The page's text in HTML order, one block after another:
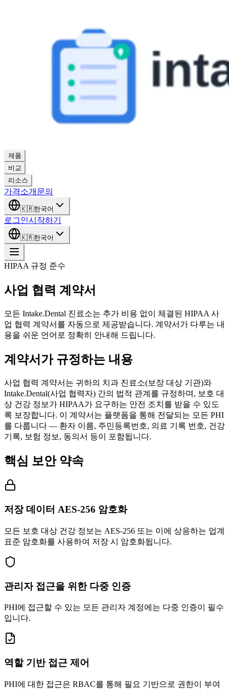
제품
비교
리소스
가격소개 문의
🇰🇷한국어
로그인시작하기
🇰🇷한국어
HIPAA 규정 준수
사업 협력 계약서
모든 Intake.Dental 진료소는 추가 비용 없이 체결된 HIPAA 사
업 협력 계약서를 자동으로 제공받습니다. 계약서가 다루는 내
용을 쉬운 언어로 정확히 안내해 드립니다.
계약서가 규정하는 내용
사업 협력 계약서는 귀하의 치과 진료소(보장 대상 기관)와
Intake.Dental(사업 협력자) 간의 법적 관계를 규정하며, 보호 대
상 건강 정보가 HIPAA가 요구하는 안전 조치를 받을 수 있도
록 보장합니다. 이 계약서는 플랫폼을 통해 전달되는 모든 PHI
를 다룹니다 — 환자 이름, 주민등록번호, 의료 기록 번호, 건강
기록, 보험 정보, 동의서 등이 포함됩니다.
핵심 보안 약속
저장 데이터 AES-256 암호화
모든 보호 대상 건강 정보는 AES-256 또는 이에 상응하는 업계
표준 암호화를 사용하여 저장 시 암호화됩니다.
관리자 접근을 위한 다중 인증
PHI에 접근할 수 있는 모든 관리자 계정에는 다중 인증이 필수
입니다.
역할 기반 접근 제어
PHI에 대한 접근은 RBAC를 통해 필요 기반으로 권한이 부여